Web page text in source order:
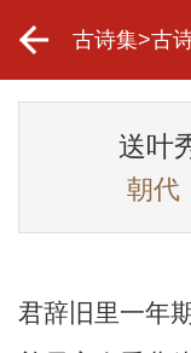
古诗集>古
送叶
朝代
君辞旧里一年